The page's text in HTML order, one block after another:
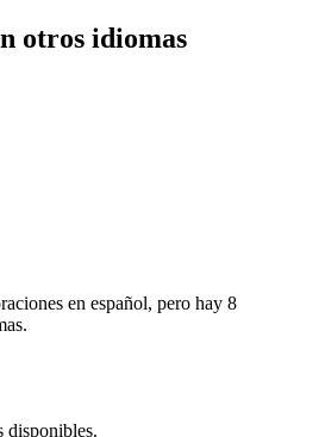
otros idiomas
en español, pero hay 8
disponibles.